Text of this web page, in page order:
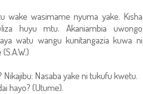
wake wasimame nyuma yake. Kisha
huyu mtu. Akaniambia uwongo
watu wangu kunitangazia kuwa ni
Nasaba yake ni tukufu kwetu.
hayo? (Utume).